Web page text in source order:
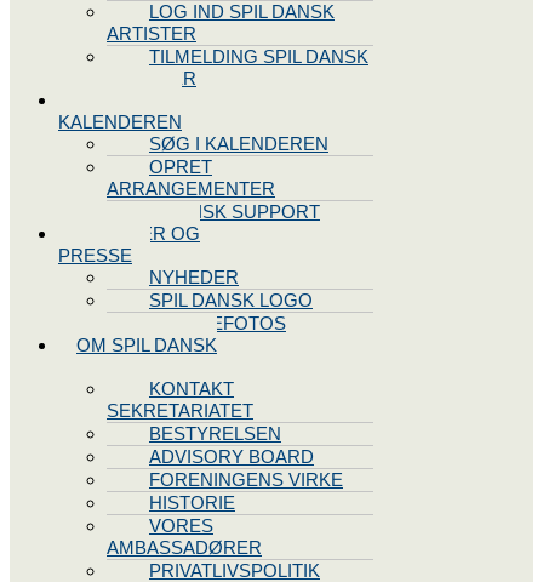
LOG IND SPIL DANSK
ARTISTER
TILMELDING SPIL DANSK
ARTISTER
KALENDEREN
SØG I KALENDEREN
OPRET
ARRANGEMENTER
TEKNISK SUPPORT
NYHEDER OG
PRESSE
NYHEDER
SPIL DANSK LOGO
PRESSEFOTOS
OM SPIL DANSK
KONTAKT
SEKRETARIATET
BESTYRELSEN
ADVISORY BOARD
FORENINGENS VIRKE
HISTORIE
VORES
AMBASSADØRER
PRIVATLIVSPOLITIK